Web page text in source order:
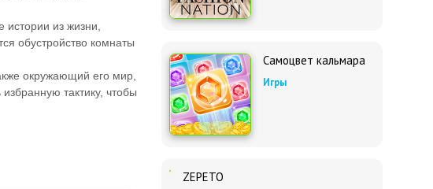
из жизни,
обустройство комнаты
окружающий его мир,
тактику, чтобы
Самоцвет кальмара
Игры
ZEPETO